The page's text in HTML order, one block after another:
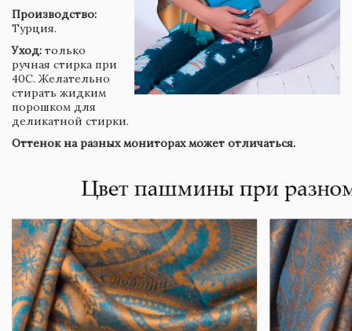
Производство:
Турция.
Уход: только
ручная стирка при
40С. Желательно
стирать жидким
порошком для
деликатной стирки.
Оттенок на разных мониторах может отличаться.